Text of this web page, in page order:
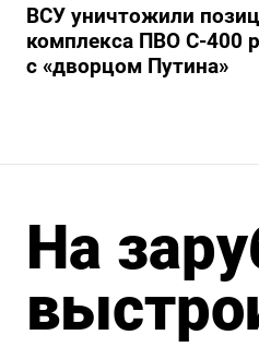
ВСУ уничтожили
комплекса ПВО С-400
с «дворцом Путина»
На